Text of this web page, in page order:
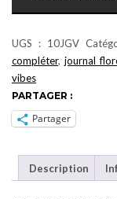
JOURNAL
GOOD
VIBES
PAGE
JOUR
UGS : 10JGV
compléter,journal
vibes
PARTAGER :
Partager
Description